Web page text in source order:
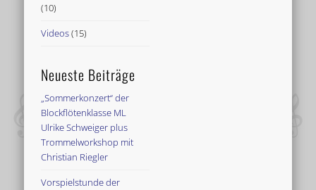
(10)
Videos(15)
Neueste Beiträge
„Sommerkonzert“ der
Blockflötenklasse ML
Ulrike Schweiger plus
Trommelworkshop mit
Christian Riegler
Vorspielstunde der